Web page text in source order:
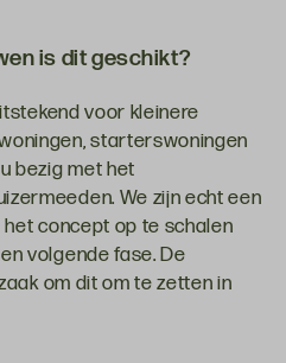
is dit geschikt?
voor kleinere
starterswoningen
bezig met het
We zijn echt een
concept op te schalen
volgende fase. De
om dit om te zetten in